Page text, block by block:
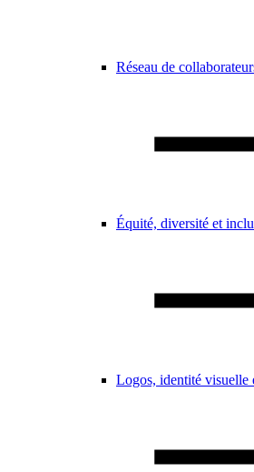
Réseau de
Équité, diversité et
Logos, identité visuelle